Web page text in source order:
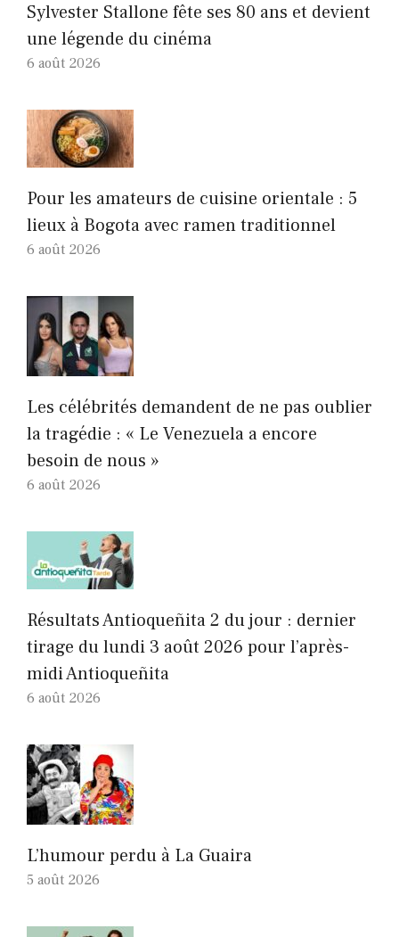
Sylvester Stallone fête ses 80 ans et devient
une légende du cinéma
6 août 2026
Pour les amateurs de cuisine orientale : 5
lieux à Bogota avec ramen traditionnel
6 août 2026
Les célébrités demandent de ne pas oublier
la tragédie : « Le Venezuela a encore
besoin de nous »
6 août 2026
Résultats Antioqueñita 2 du jour : dernier
tirage du lundi 3 août 2026 pour l’après-
midi Antioqueñita
6 août 2026
L’humour perdu à La Guaira
5 août 2026